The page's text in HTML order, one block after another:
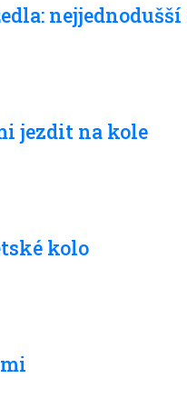
jezdit na kole
kolo